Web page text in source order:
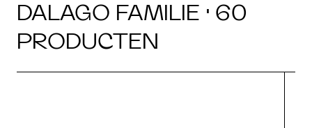
DALAGO FAMILIE · 60
PRODUCTEN